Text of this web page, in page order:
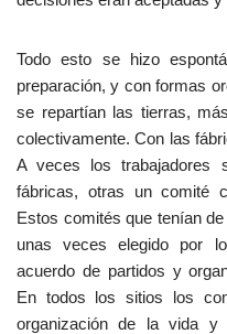
Todo esto se hizo
preparación, y con formas
se repartían las tierras,
colectivamente. Con las
A veces los trabajadores
fábricas, otras un comité
Estos comités que tenían
unas veces elegido por
acuerdo de partidos y
En todos los sitios los
organización de la vida y